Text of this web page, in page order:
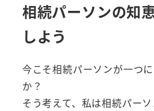
相続パーソンの知
しよう
今こそ相続パーソンが一つ
か？
そう考えて、私は相続パー